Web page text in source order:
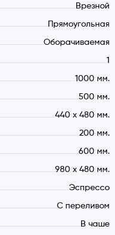
площадки. Модель
быть размещено с
предпочтений и
можно сушить
такой кухонной
10 лет).
Врезной
Прямоугольная
Оборачиваемая
1
1000 мм.
500 мм.
440 x 480 мм.
200 мм.
600 мм.
980 x 480 мм.
Эспрессо
С переливом
В чаше